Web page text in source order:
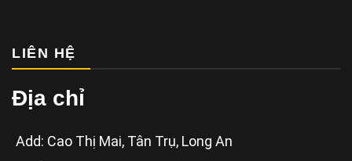
LIÊN HỆ
Địa chỉ
Add: Cao Thị Mai, Tân Trụ, Long An